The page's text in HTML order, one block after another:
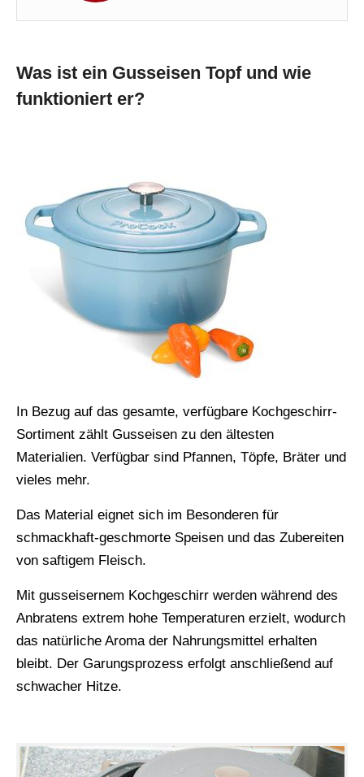
Was ist ein Gusseisen Topf und wie
funktioniert er?
In Bezug auf das gesamte, verfügbare Kochgeschirr-
Sortiment zählt Gusseisen zu den ältesten
Materialien. Verfügbar sind Pfannen, Töpfe, Bräter und
vieles mehr.
Das Material eignet sich im Besonderen für
schmackhaft-geschmorte Speisen und das Zubereiten
von saftigem Fleisch.
Mit gusseisernem Kochgeschirr werden während des
Anbratens extrem hohe Temperaturen erzielt, wodurch
das natürliche Aroma der Nahrungsmittel erhalten
bleibt. Der Garungsprozess erfolgt anschließend auf
schwacher Hitze.